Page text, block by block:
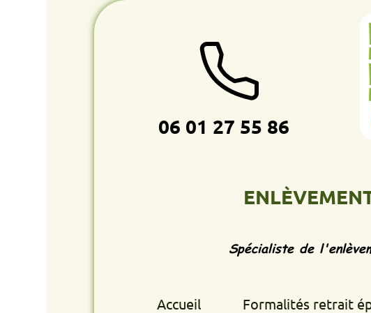
ENLÈVEMENT
Spécialiste de l'enlèvement
Formalités retrait épave
06 01 27 55 86